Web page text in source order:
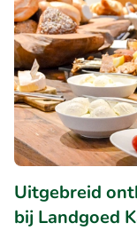
Uitgebreid
bij Landgoed